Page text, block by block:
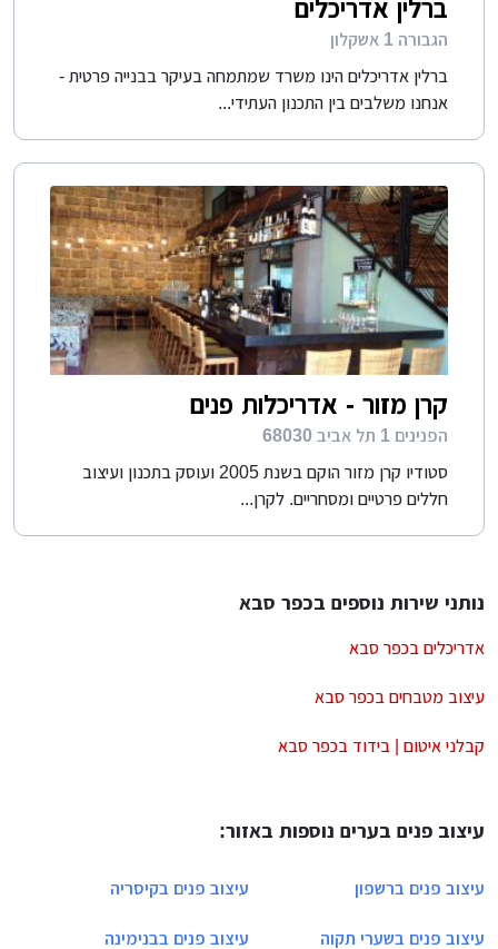
ברלין אדריכלים
הגבורה 1 אשקלון
ברלין אדריכלים הינו משרד שמתמחה בעיקר בבנייה פרטית -
אנחנו משלבים בין התכנון העתידי...
קרן מזור - אדריכלות פנים
הפנינים 1 תל אביב 68030
סטודיו קרן מזור הוקם בשנת 2005 ועוסק בתכנון ועיצוב
חללים פרטיים ומסחריים. לקרן...
נותני שירות נוספים בכפר סבא
אדריכלים בכפר סבא
עיצוב מטבחים בכפר סבא
קבלני איטום | בידוד בכפר סבא
עיצוב פנים בערים נוספות באזור:
עיצוב פנים ברשפון עיצוב פנים בקיסריה
עיצוב פנים בשערי תקוה עיצוב פנים בבנימינה